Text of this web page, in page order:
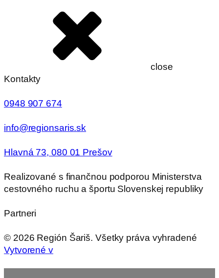
close
Kontakty
0948 907 674
info@regionsaris.sk
Hlavná 73, 080 01 Prešov
Realizované s finančnou podporou Ministerstva
cestovného ruchu a športu Slovenskej republiky
Partneri
© 2026 Región Šariš. Všetky práva vyhradené
Vytvorené v